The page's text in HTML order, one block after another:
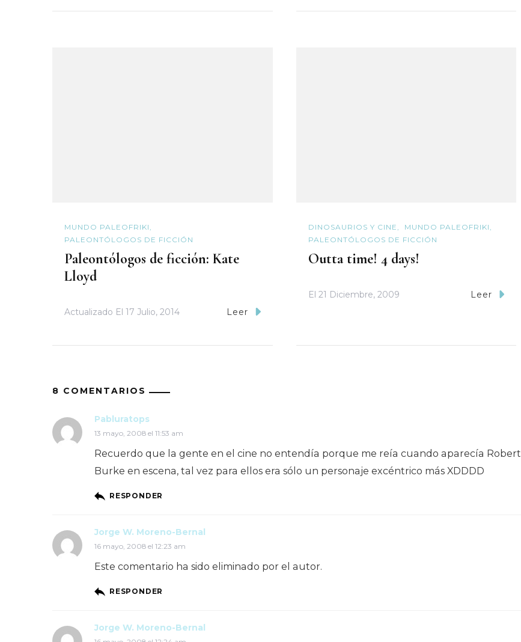
MUNDO PALEOFRIKI
PALEONTÓLOGOS DE FICCIÓN
Paleontólogos de ficción: Kate
Lloyd
Actualizado El 17 Julio, 2014 Leer
DINOSAURIOS Y CINE
MUNDO PALEOFRIKI
PALEONTÓLOGOS DE FICCIÓN
Outta time! 4 days!
El 21 Diciembre, 2009 Leer
8 COMENTARIOS
Pabluratops
13 mayo, 2008 el 11:53 am
Recuerdo que la gente en el cine no entendía porque me reía cuando aparecía Robert
Burke en escena, tal vez para ellos era sólo un personaje excéntrico más XDDDD
RESPONDER
Jorge W. Moreno-Bernal
16 mayo, 2008 el 12:23 am
Este comentario ha sido eliminado por el autor.
RESPONDER
Jorge W. Moreno-Bernal